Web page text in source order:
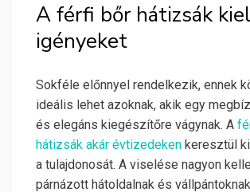
A férfi bőr hátizsák
igényeket
Sokféle előnnyel rendelkezik, ennek
ideális lehet azoknak, akik egy
és elegáns kiegészítőre vágynak. A
hátizsák akár évtizedeken keresztül
a tulajdonosát. A viselése nagyon
párnázott hátoldalnak és vállpántoknak